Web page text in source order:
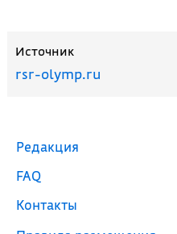
Источник
rsr-olymp.ru
Редакция
FAQ
Контакты